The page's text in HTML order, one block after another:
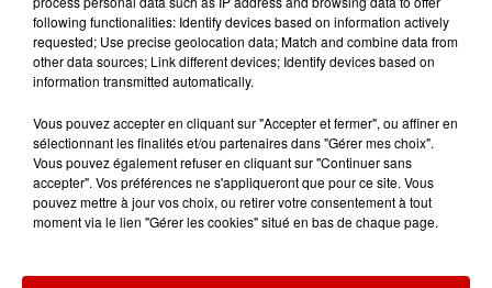
votre séjour en famille au cœur
de la...
Destination Vacances : inscrivez-
vous !
following functionalities: Identify devices based on information actively
requested; Use precise geolocation data; Match and combine data from
other data sources; Link different devices; Identify devices based on
information transmitted automatically.
Vous pouvez accepter en cliquant sur "Accepter et fermer", ou affiner en
sélectionnant les finalités et/ou partenaires dans "Gérer mes choix".
Vous pouvez également refuser en cliquant sur "Continuer sans
accepter". Vos préférences ne s'appliqueront que pour ce site. Vous
pouvez mettre à jour vos choix, ou retirer votre consentement à tout
moment via le lien "Gérer les cookies" situé en bas de chaque page.